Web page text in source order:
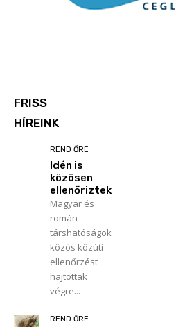
FRISS
HÍREINK
REND ŐRE
Idén is
közösen
ellenőriztek
Magyar és
román
társhatóságok
közös közúti
ellenőrzést
hajtottak
végre...
REND ŐRE